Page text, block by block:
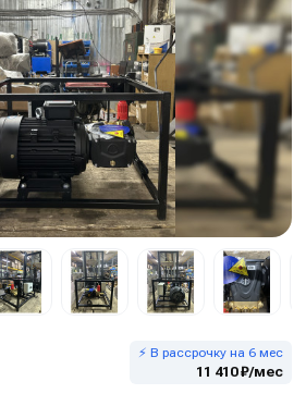
⚡ В рассрочку на 6 мес
11 410 ₽/мес